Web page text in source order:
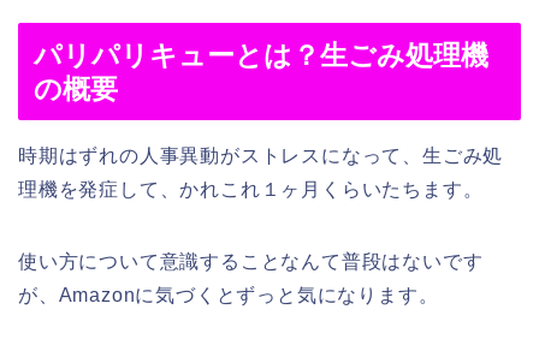
パリパリキューとは？生ごみ処理機
の概要
時期はずれの人事異動がストレスになって、生ごみ処
理機を発症して、かれこれ１ヶ月くらいたちます。
使い方について意識することなんて普段はないです
が、Amazonに気づくとずっと気になります。